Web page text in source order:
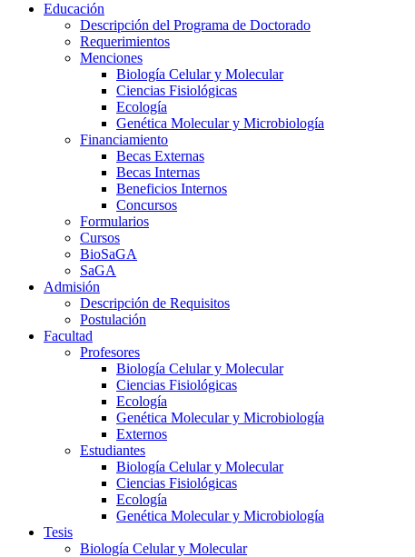
Educación
Descripción del Programa de Doctorado
Requerimientos
Menciones
Biología Celular y Molecular
Ciencias Fisiológicas
Ecología
Genética Molecular y Microbiología
Financiamiento
Becas Externas
Becas Internas
Beneficios Internos
Concursos
Formularios
Cursos
BioSaGA
SaGA
Admisión
Descripción de Requisitos
Postulación
Facultad
Profesores
Biología Celular y Molecular
Ciencias Fisiológicas
Ecología
Genética Molecular y Microbiología
Externos
Estudiantes
Biología Celular y Molecular
Ciencias Fisiológicas
Ecología
Genética Molecular y Microbiología
Tesis
Biología Celular y Molecular